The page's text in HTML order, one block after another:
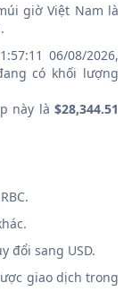
giờ Việt Nam là
06/08/2026,
có khối lượng
này là $28,344.51
đổi sang USD.
giao dịch trong